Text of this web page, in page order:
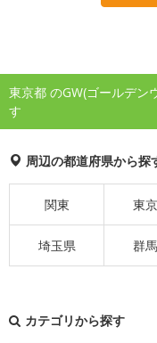
東京都 のGW(ゴールデン
す
周辺の都道府県から探
関東 東
埼玉県 群
カテゴリから探す